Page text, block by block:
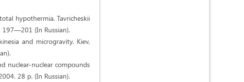
hypothermia. Tavricheskii
197—201 (In Russian).
and microgravity. Kiev,
nuclear-nuclear compounds
28 p. (In Russian).